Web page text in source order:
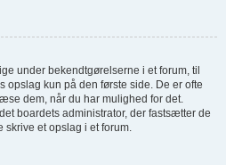
under bekendtgørelserne i et forum, til
opslag kun på den første side. De er ofte
dem, når du har mulighed for det.
boardets administrator, der fastsætter de
skrive et opslag i et forum.